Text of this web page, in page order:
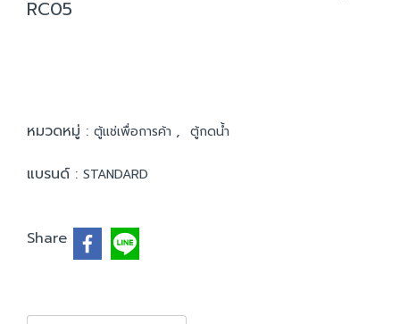
RC05
หมวดหมู่ : ตู้แช่เพื่อการค้า , ตู้กดน้ำ
แบรนด์ : STANDARD
Share